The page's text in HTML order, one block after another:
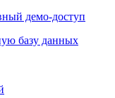
демо-доступ
базу данных